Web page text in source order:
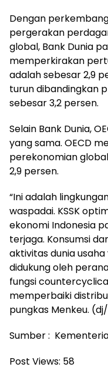
Dengan
pergerakan
global, Bank Dunia
memperkirakan
adalah sebesar 2,9
turun dibandingkan
sebesar 3,2 persen.
Selain Bank Dunia,
yang sama. OECD
perekonomian
2,9 persen.
“Ini adalah
waspadai. KSSK
ekonomi Indonesia
terjaga. Konsumsi
aktivitas dunia
didukung oleh
fungsi
memperbaiki
pungkas Menkeu.
Sumber :
Post Views: 58